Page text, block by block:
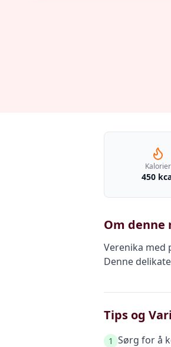
Kalorier
450
Om denne
Verenika med
Denne
Tips og
1 Sørg for å